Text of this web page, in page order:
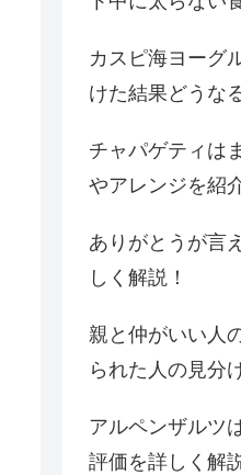
カスピ海ヨーグ
けた結果どうな
チャパゲティは
やアレンジを紹
ありがとうが言
しく解説！
親と仲がいい人
られた人の見分
アルペンザルツ
評価を詳しく解